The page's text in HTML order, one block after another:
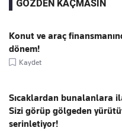
GÖZDEN KAÇMASIN
Konut ve araç
dönem!
Kaydet
Sıcaklardan bunalanlara
Sizi görüp gölgeden
serinletiyor!